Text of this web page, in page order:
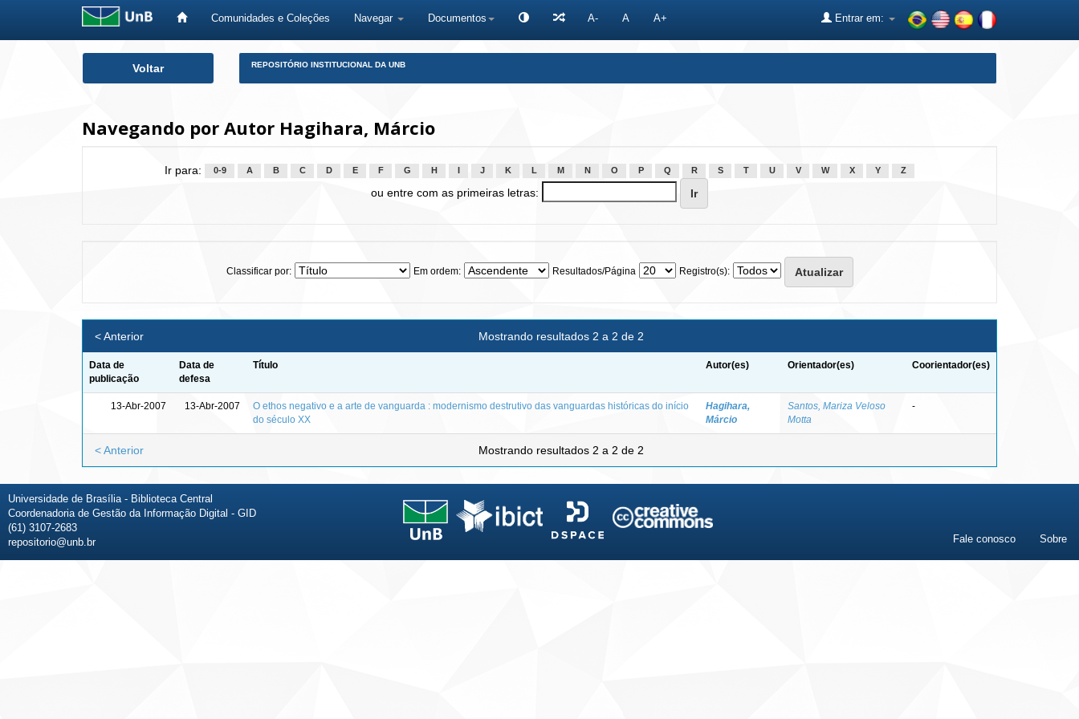
Comunidades e Coleções Navegar Documentos A- A A+ Entrar em:
Voltar REPOSITÓRIO INSTITUCIONAL DA UNB
Navegando por Autor Hagihara, Márcio
Ir para: 0-9 A B C D E F G H J K L M N O P Q R S T U V W X Y Z
ou entre com as primeiras letras:
Classificar por: Em ordem: Resultados/Página Registro(s):
Mostrando resultados 2 a 2 de 2
< Anterior
Data de
publicação
Data de
defesa
Título Autor(es) Orientador(es) Coorientador(es)
13-Abr-2007 13-Abr-2007
O ethos negativo e a arte de vanguarda : modernismo destrutivo das vanguardas históricas do início
do século XX
Hagihara,
Márcio
Santos, Mariza Veloso
Motta
-
Mostrando resultados 2 a 2 de 2
< Anterior
Universidade de Brasília - Biblioteca Central
Coordenadoria de Gestão da Informação Digital - GID
(61) 3107-2683
repositorio@unb.br
Fale conosco Sobre